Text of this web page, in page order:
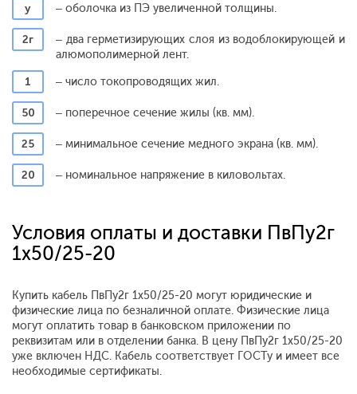
у – оболочка из ПЭ увеличенной толщины.
2г
– два герметизирующих слоя из водоблокирующей и
алюмополимерной лент.
1
– число токопроводящих жил.
50 – поперечное сечение жилы (кв. мм).
25 – минимальное сечение медного экрана (кв. мм).
20 – номинальное напряжение в киловольтах.
Условия оплаты и доставки ПвПу2г
1x50/25-20
Купить кабель ПвПу2г 1x50/25-20 могут юридические и
физические лица по безналичной оплате. Физические лица
могут оплатить товар в банковском приложении по
реквизитам или в отделении банка. В цену ПвПу2г 1x50/25-20
уже включен НДС. Кабель соответствует ГОСТу и имеет все
необходимые сертификаты.